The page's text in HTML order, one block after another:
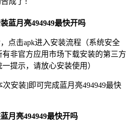
蓝月亮494949最快开吗
点击apk进入安装流程（系统安全
非官方应用市场下载安装的第三方
提示，请放心安装使用）
次安装]即可完成蓝月亮494949最快
月亮494949最快开吗